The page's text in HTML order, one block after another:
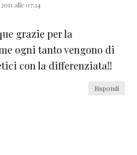
alle 07:24
grazie per la
ogni tanto vengono di
con la differenziata!!
Rispondi